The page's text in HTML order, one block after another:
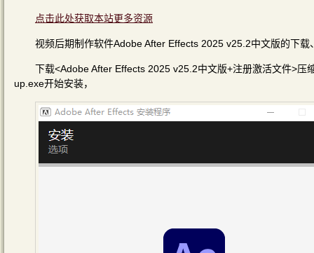
点击此处获取本站更多资源
视频后期制作软件Adobe After Effects 2025 v25.2中文版的下载
下载<Adobe After Effects 2025 v25.2中文版+注册激活文件>
up.exe开始安装，